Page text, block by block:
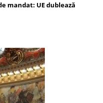
mandat: UE dublează